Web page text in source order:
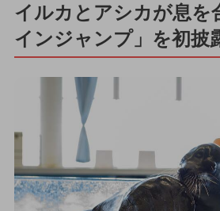
イルカとアシカが息を
インジャンプ」を初披